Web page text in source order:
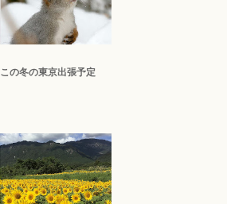
この冬の東京出張予定